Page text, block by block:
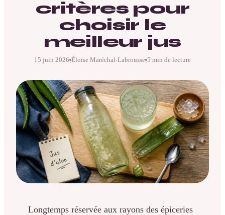
critères pour
choisir le
meilleur jus
15 juin 2026·Éloïse Maréchal-Labrousse·5 min de lecture
Longtemps réservée aux rayons des épiceries